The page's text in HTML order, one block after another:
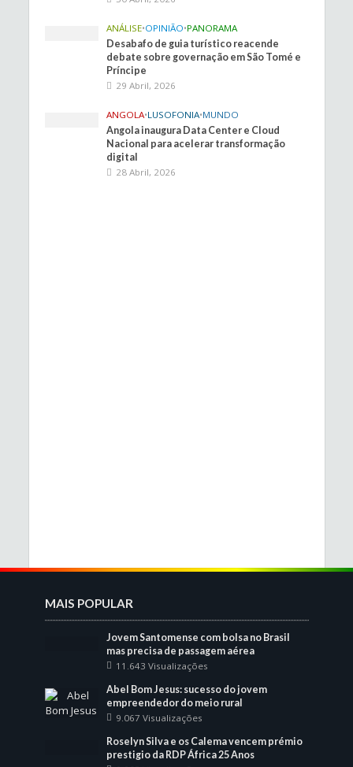
ANÁLISE•OPINIÃO•PANORAMA
Desabafo de guia turístico reacende
debate sobre governação em São Tomé e
Príncipe
29 Abril, 2026
ANGOLA•LUSOFONIA•MUNDO
Angola inaugura Data Center e Cloud
Nacional para acelerar transformação
digital
28 Abril, 2026
MAIS POPULAR
Jovem Santomense com bolsa no Brasil
mas precisa de passagem aérea
11.643 Visualizações
Abel Bom Jesus: sucesso do jovem
empreendedor do meio rural
9.067 Visualizações
Roselyn Silva e os Calema vencem prémio
prestigio da RDP África 25 Anos